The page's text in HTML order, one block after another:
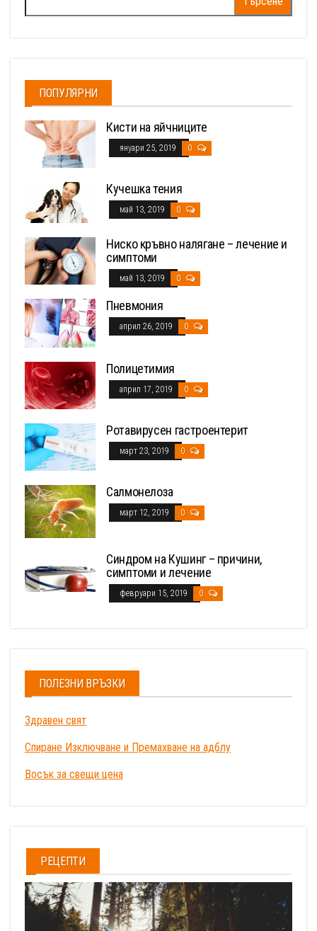
за:
ПОПУЛЯРНИ
Кисти на яйчниците
януари 25, 2019 0
Кучешка тения
май 13, 2019 0
Ниско кръвно налягане – лечение и
симптоми
май 13, 2019 0
Пневмония
април 26, 2019 0
Полицетимия
април 17, 2019 0
Ротавирусен гастроентерит
март 23, 2019 0
Салмонелоза
март 12, 2019 0
Синдром на Кушинг – причини,
симптоми и лечение
февруари 15, 2019 0
ПОЛЕЗНИ ВРЪЗКИ
Здравен свят
Спиране Изключване и Премахване на адблу
Восък за свещи цена
РЕЦЕПТИ